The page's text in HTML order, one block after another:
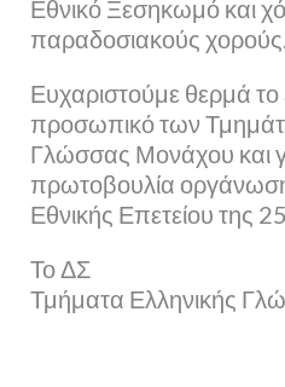
Εθνικό Ξεσηκωμό και
παραδοσιακούς χορούς.
Ευχαριστούμε θερμά το
προσωπικό των
Γλώσσας Μονάχου και
πρωτοβουλία
Εθνικής Επετείου της
Το ΔΣ
Τμήματα Ελληνικής